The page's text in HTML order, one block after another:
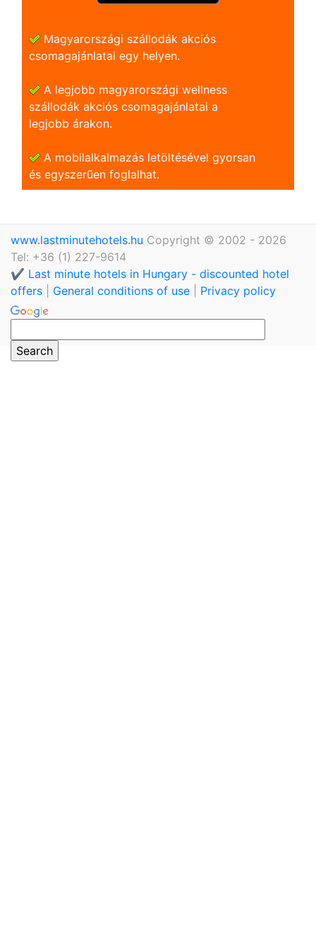
Magyarországi szállodák akciós
csomagajánlatai egy helyen.
A legjobb magyarországi wellness
szállodák akciós csomagajánlatai a
legjobb árakon.
A mobilalkalmazás letöltésével gyorsan
és egyszerũen foglalhat.
www.lastminutehotels.hu Copyright © 2002 - 2026
Tel: +36 (1) 227-9614
✔️ Last minute hotels in Hungary - discounted hotel
offers
General conditions of use Privacy policy